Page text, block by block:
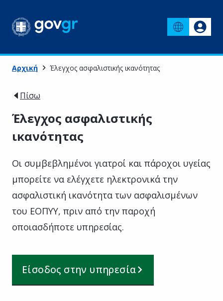
Αρχική Έλεγχος ασφαλιστικής ικανότητας
Πίσω
Έλεγχος ασφαλιστικής
ικανότητας
Οι συμβεβλημένοι γιατροί και πάροχοι υγείας
μπορείτε να ελέγχετε ηλεκτρονικά την
ασφαλιστική ικανότητα των ασφαλισμένων
του ΕΟΠΥΥ, πριν από την παροχή
οποιασδήποτε υπηρεσίας.
Είσοδος στην υπηρεσία